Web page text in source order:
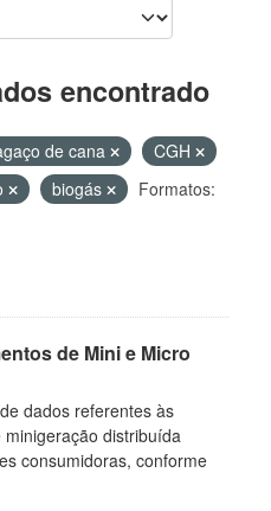
encontrado
de cana
CGH
biogás
Formatos:
de Mini e Micro
dados referentes às
distribuída
consumidoras, conforme